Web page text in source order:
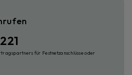
für Festnetzanschlüsse oder